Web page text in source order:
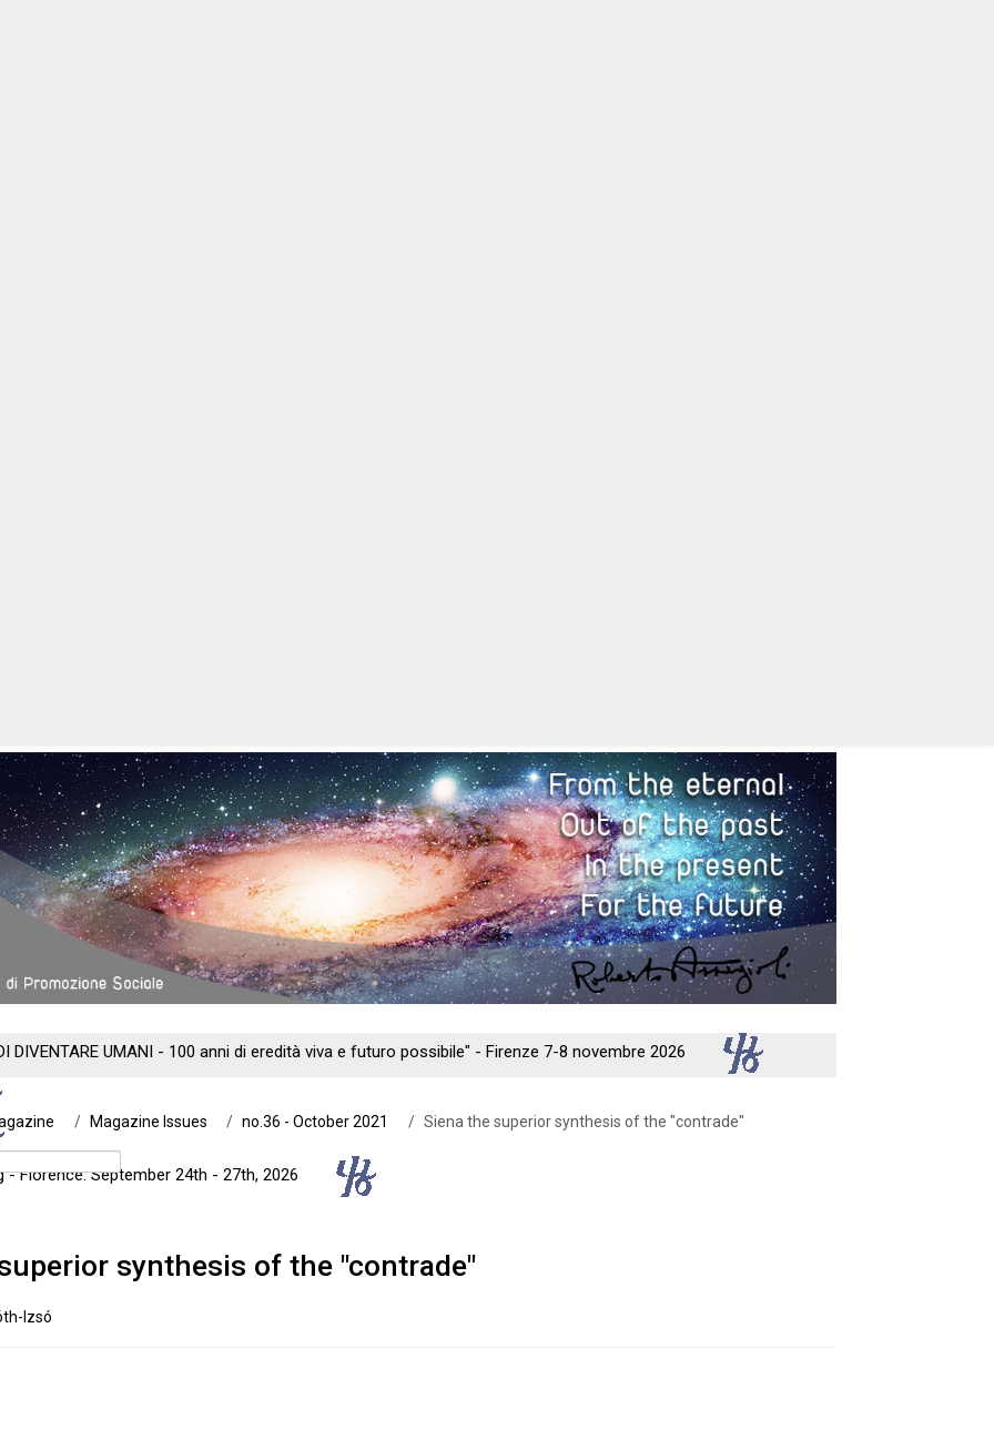
DIVENTARE UMANI - 100 anni di eredità viva e futuro possibile" - Firenze 7-8 novembre 2026
Florence: September 24th - 27th, 2026
Magazine Issues no.36 - October 2021 Siena the superior synthesis of the "contrade"
synthesis of the "contrade"
Izsó